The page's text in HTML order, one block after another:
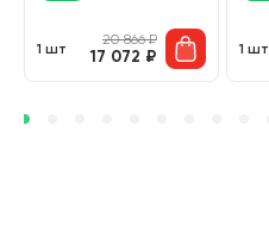
1 шт
20 866₽
17 072 ₽ 1 шт